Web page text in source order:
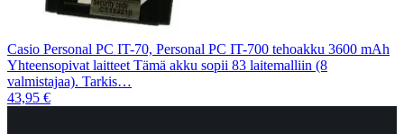
Casio Personal PC IT-70, Personal PC IT-700 tehoakku 3600 mAh
Yhteensopivat laitteet Tämä akku sopii 83 laitemalliin (8
valmistajaa). Tarkis…
43,95 €